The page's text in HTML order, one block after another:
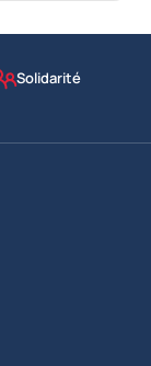
Solidarité